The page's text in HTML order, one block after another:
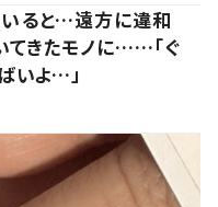
ると…遠方に違和
てきたモノに……「ぐ
いよ…」